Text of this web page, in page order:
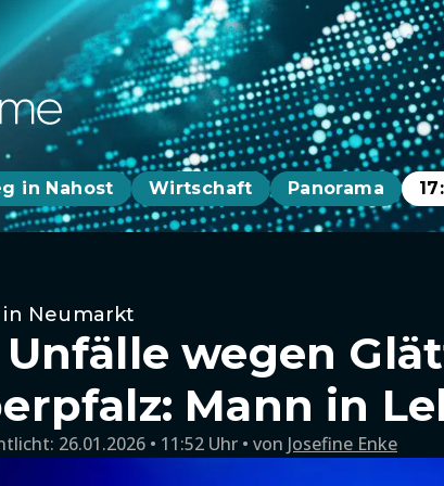
in Nahost Wirtschaft Panorama
in Neumarkt
wegen
Mann in
26.01.2026 • 11:52 Uhr von Josefine Enke